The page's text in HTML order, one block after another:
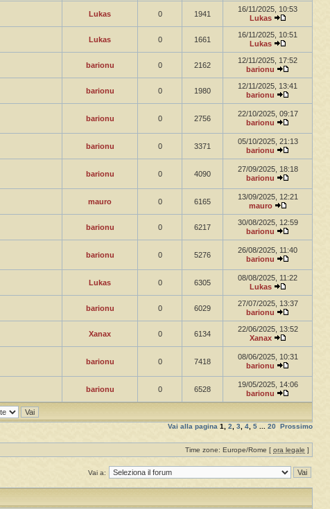
Lukas 0 1941
16/11/2025, 10:53
Lukas
Lukas 0 1661
16/11/2025, 10:51
Lukas
barionu 0 2162
12/11/2025, 17:52
barionu
barionu 0 1980
12/11/2025, 13:41
barionu
barionu 0 2756
22/10/2025, 09:17
barionu
barionu 0 3371
05/10/2025, 21:13
barionu
barionu 0 4090
27/09/2025, 18:18
barionu
mauro 0 6165
13/09/2025, 12:21
mauro
barionu 0 6217
30/08/2025, 12:59
barionu
barionu 0 5276
26/08/2025, 11:40
barionu
Lukas 0 6305
08/08/2025, 11:22
Lukas
barionu 0 6029
27/07/2025, 13:37
barionu
Xanax 0 6134
22/06/2025, 13:52
Xanax
barionu 0 7418
08/06/2025, 10:31
barionu
barionu 0 6528
19/05/2025, 14:06
barionu
Vai alla pagina 1, 2, 3, 4, 5 ... 20 Prossimo
Time zone: Europe/Rome [ ora legale ]
Vai a: